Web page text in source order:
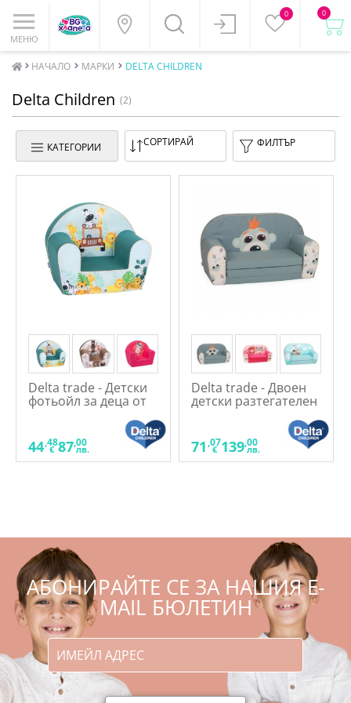
МЕНЮ
0 0
НАЧАЛО МАРКИ DELTA CHILDREN
Delta Children (2)
КАТЕГОРИИ СОРТИРАЙ ФИЛТЪР
Delta trade - Детски
фотьойл за деца от
9м. до 5г.
44,48
€ 87,00
лв.
Delta trade - Двоен
детски разтегателен
диван
71,07
€ 139,00
лв.
АБОНИРАЙТЕ СЕ ЗА НАШИЯ E-
MAIL БЮЛЕТИН